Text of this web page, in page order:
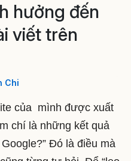
hưởng đến
viết trên
Chi
của mình được xuất
chí là những kết quả
Đó là điều mà